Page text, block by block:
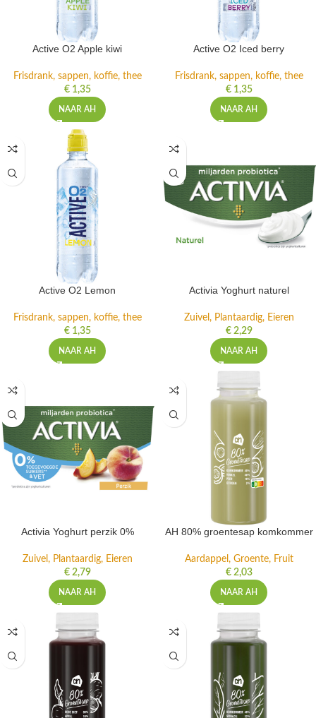
Active O2 Apple kiwi
Frisdrank, sappen, koffie, thee
€1,35
NAAR AH
Active O2 Iced berry
Frisdrank, sappen, koffie, thee
€1,35
NAAR AH
Active O2 Lemon
Frisdrank, sappen, koffie, thee
€1,35
NAAR AH
Activia Yoghurt naturel
Zuivel, Plantaardig, Eieren
€2,29
NAAR AH
Activia Yoghurt perzik 0%
Zuivel, Plantaardig, Eieren
€2,79
NAAR AH
AH 80% groentesap komkommer
Aardappel, Groente, Fruit
€2,03
NAAR AH